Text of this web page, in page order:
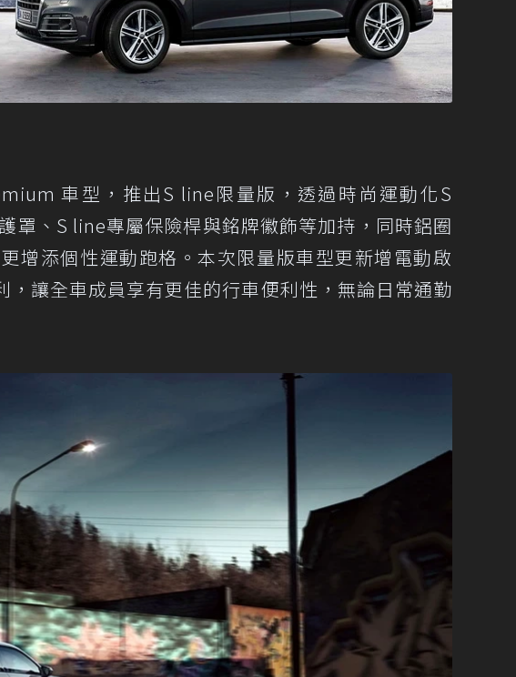
車型，推出S line限量版，透過時尚運動化S
罩、S line專屬保險桿與銘牌徽飾等加持，同時鋁圈
增添個性運動跑格。本次限量版車型更新增電動啟
，讓全車成員享有更佳的行車便利性，無論日常通勤